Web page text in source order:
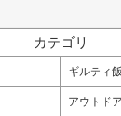
カテゴリ
ギルティ
アウトド